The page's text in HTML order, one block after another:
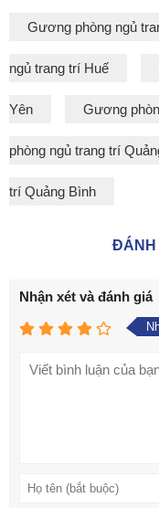
Gương phòng ngủ
ngủ trang trí Huế
Yên Gương
phòng ngủ trang trí
trí Quảng Bình
ĐÁNH
Nhận xét và đánh giá